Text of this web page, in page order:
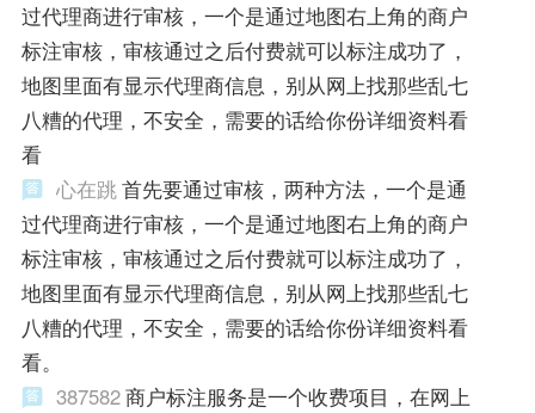
过代理商进行审核，一个是通过地图右上角的商户
标注审核，审核通过之后付费就可以标注成功了，
地图里面有显示代理商信息，别从网上找那些乱七
八糟的代理，不安全，需要的话给你份详细资料看
看
心在跳首先要通过审核，两种方法，一个是通
过代理商进行审核，一个是通过地图右上角的商户
标注审核，审核通过之后付费就可以标注成功了，
地图里面有显示代理商信息，别从网上找那些乱七
八糟的代理，不安全，需要的话给你份详细资料看
看。
387582商户标注服务是一个收费项目，在网上